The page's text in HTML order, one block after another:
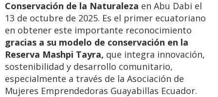
Conservación de la Naturaleza en Abu Dabi el
13 de octubre de 2025. Es el primer ecuatoriano
en obtener este importante reconocimiento
gracias a su modelo de conservación en la
Reserva Mashpi Tayra, que integra innovación,
sostenibilidad y desarrollo comunitario,
especialmente a través de la Asociación de
Mujeres Emprendedoras Guayabillas Ecuador.